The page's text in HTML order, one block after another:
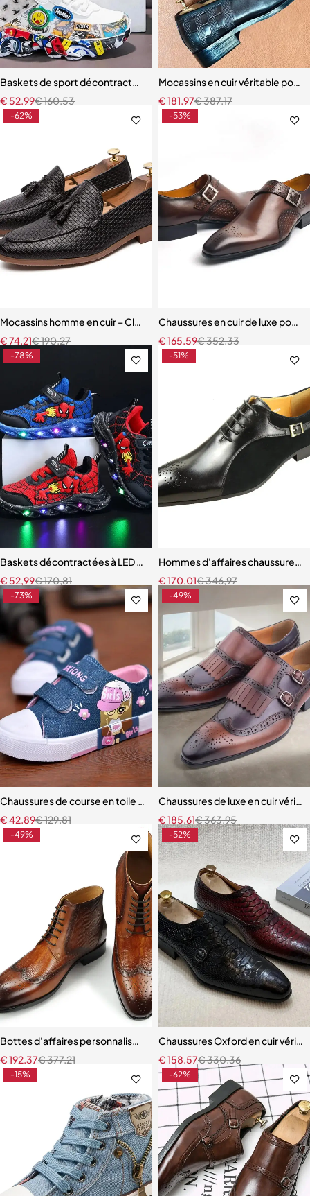
Baskets de sport décontractées pour enfants
€160,53
€ 52,99
Mocassins en cuir véritable pour
€387,17
€181,97
-62%
Mocassins homme en cuir – Classiques à pompons, confortables et
€190,27
€74,21
-53%
Chaussures en cuir de luxe pour
€352,33
€165,59
-78%
Baskets décontractées à LED pour enfants
€170,81
€ 52,99
-51%
Hommes d'affaires chaussures
€346,97
€170,01
-73%
Chaussures de course en toile pour enfants
€129,81
€42,89
-49%
Chaussures de luxe en cuir
€363,95
€185,61
-49%
Bottes d'affaires personnalisées pour hommes Brogue à lacets à la
€377,21
€192,37
-52%
Chaussures Oxford en cuir
€330,36
€158,57
-15% -62%